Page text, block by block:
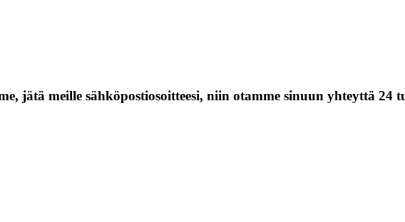
jätä meille sähköpostiosoitteesi, niin otamme sinuun yhteyttä 24